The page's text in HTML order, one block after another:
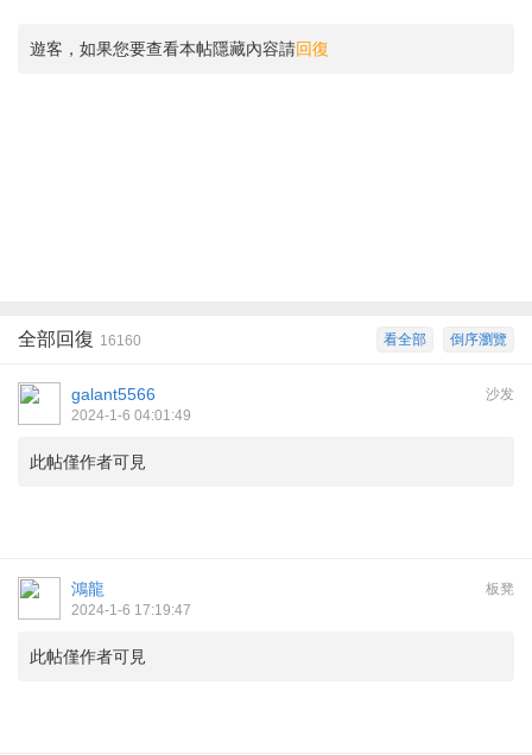
遊客，如果您要查看本帖隱藏內容請回復
倒序瀏覽
看全部
全部回復 16160
沙发
galant5566
2024-1-6 04:01:49
此帖僅作者可見
板凳
鴻龍
2024-1-6 17:19:47
此帖僅作者可見